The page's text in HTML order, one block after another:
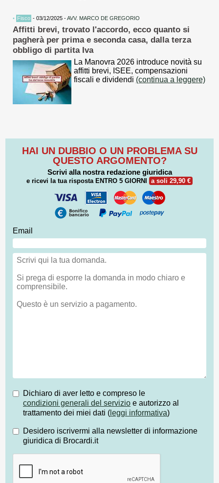
• Fisco - 03/12/2025 -AVV. MARCO DE GREGORIO
Affitti brevi, trovato l'accordo, ecco quanto si
pagherà per prima e seconda casa, dalla terza
obbligo di partita Iva
La Manovra 2026 introduce novità su
affitti brevi, ISEE, compensazioni
fiscali e dividendi (continua a leggere)
HAI UN DUBBIO O UN PROBLEMA SU
QUESTO ARGOMENTO?
Scrivi alla nostra redazione giuridica
e ricevi la tua risposta ENTRO 5 GIORNI a soli 29,90 €
Email
Dichiaro di aver letto e compreso le
condizioni generali del servizio e autorizzo al
trattamento dei miei dati ( leggi informativa)
Desidero iscrivermi alla newsletter di informazione
giuridica di Brocardi.it